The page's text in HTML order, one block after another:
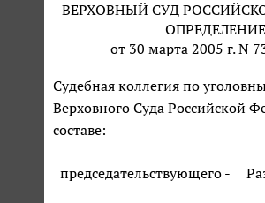
ВЕРХОВНЫЙ СУД
ОПРЕДЕЛЕНИЕ
от 30 марта 2005 г. N
Судебная коллегия по
Верховного Суда Российской
составе:
председательствующего -